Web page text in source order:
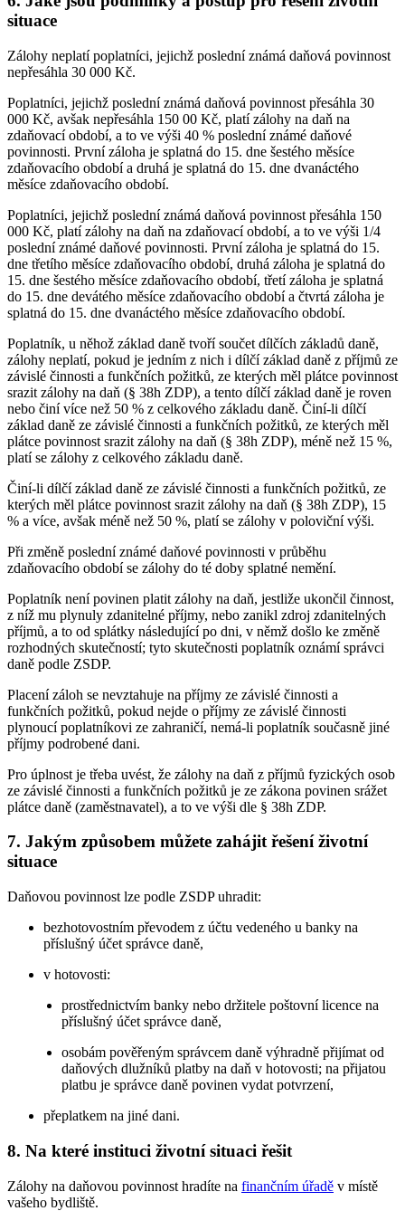
situace
Zálohy neplatí poplatníci, jejichž poslední známá daňová povinnost
nepřesáhla 30 000 Kč.
Poplatníci, jejichž poslední známá daňová povinnost přesáhla 30
000 Kč, avšak nepřesáhla 150 00 Kč, platí zálohy na daň na
zdaňovací období, a to ve výši 40 % poslední známé daňové
povinnosti. První záloha je splatná do 15. dne šestého měsíce
zdaňovacího období a druhá je splatná do 15. dne dvanáctého
měsíce zdaňovacího období.
Poplatníci, jejichž poslední známá daňová povinnost přesáhla 150
000 Kč, platí zálohy na daň na zdaňovací období, a to ve výši 1/4
poslední známé daňové povinnosti. První záloha je splatná do 15.
dne třetího měsíce zdaňovacího období, druhá záloha je splatná do
15. dne šestého měsíce zdaňovacího období, třetí záloha je splatná
do 15. dne devátého měsíce zdaňovacího období a čtvrtá záloha je
splatná do 15. dne dvanáctého měsíce zdaňovacího období.
Poplatník, u něhož základ daně tvoří součet dílčích základů daně,
zálohy neplatí, pokud je jedním z nich i dílčí základ daně z příjmů ze
závislé činnosti a funkčních požitků, ze kterých měl plátce povinnost
srazit zálohy na daň (§ 38h ZDP), a tento dílčí základ daně je roven
nebo činí více než 50 % z celkového základu daně. Činí-li dílčí
základ daně ze závislé činnosti a funkčních požitků, ze kterých měl
plátce povinnost srazit zálohy na daň (§ 38h ZDP), méně než 15 %,
platí se zálohy z celkového základu daně.
Činí-li dílčí základ daně ze závislé činnosti a funkčních požitků, ze
kterých měl plátce povinnost srazit zálohy na daň (§ 38h ZDP), 15
% a více, avšak méně než 50 %, platí se zálohy v poloviční výši.
Při změně poslední známé daňové povinnosti v průběhu
zdaňovacího období se zálohy do té doby splatné nemění.
Poplatník není povinen platit zálohy na daň, jestliže ukončil činnost,
z níž mu plynuly zdanitelné příjmy, nebo zanikl zdroj zdanitelných
příjmů, a to od splátky následující po dni, v němž došlo ke změně
rozhodných skutečností; tyto skutečnosti poplatník oznámí správci
daně podle ZSDP.
Placení záloh se nevztahuje na příjmy ze závislé činnosti a
funkčních požitků, pokud nejde o příjmy ze závislé činnosti
plynoucí poplatníkovi ze zahraničí, nemá-li poplatník současně jiné
příjmy podrobené dani.
Pro úplnost je třeba uvést, že zálohy na daň z příjmů fyzických osob
ze závislé činnosti a funkčních požitků je ze zákona povinen srážet
plátce daně (zaměstnavatel), a to ve výši dle § 38h ZDP.
7. Jakým způsobem můžete zahájit řešení životní
situace
Daňovou povinnost lze podle ZSDP uhradit:
bezhotovostním převodem z účtu vedeného u banky na
příslušný účet správce daně,
v hotovosti:
prostřednictvím banky nebo držitele poštovní licence na
příslušný účet správce daně,
osobám pověřeným správcem daně výhradně přijímat od
daňových dlužníků platby na daň v hotovosti; na přijatou
platbu je správce daně povinen vydat potvrzení,
přeplatkem na jiné dani.
8. Na které instituci životní situaci řešit
Zálohy na daňovou povinnost hradíte na finančním úřadě v místě
vašeho bydliště.